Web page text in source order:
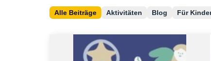
Aktivitäten Blog Für
Alle Beiträge